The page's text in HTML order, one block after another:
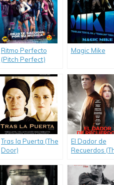
Ritmo Perfecto
(Pitch Perfect)
Magic Mike
Tras la Puerta (The
Door)
El Dador de
Recuerdos